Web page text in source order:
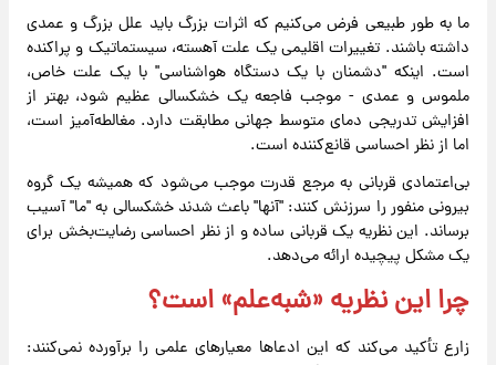
ما به طور طبیعی فرض می‌کنیم که اثرات بزرگ باید علل بزرگ و عمدی
داشته باشند. تغییرات اقلیمی یک علت آهسته، سیستماتیک و پراکنده
است. اینکه "دشمنان با یک دستگاه هواشناسی" با یک علت خاص،
ملموس و عمدی - موجب فاجعه یک خشکسالی عظیم شود، بهتر از
افزایش تدریجی دمای متوسط ​​​​جهانی مطابقت دارد. مغالطه‌آمیز است،
اما از نظر احساسی قانع‌کننده است.
بی‌اعتمادی قربانی به مرجع قدرت موجب می‌شود که همیشه یک گروه
بیرونی منفور را سرزنش کنند: "آنها" باعث شدند خشکسالی به "ما" آسیب
برساند. این نظریه یک قربانی ساده و از نظر احساسی رضایت‌بخش برای
یک مشکل پیچیده ارائه می‌دهد.
چرا این نظریه «شبه‌علم» است؟
زارع تأکید می‌کند که این ادعا‌ها معیار‌های علمی را برآورده نمی‌کنند: